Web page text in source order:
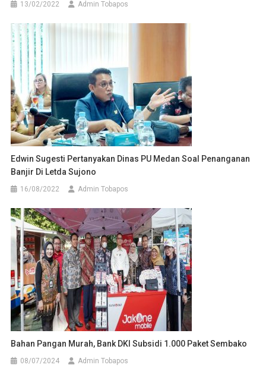
13/02/2022 Admin Tobapos
Edwin Sugesti Pertanyakan Dinas PU Medan Soal Penanganan
Banjir Di Letda Sujono
16/08/2022 Admin Tobapos
Bahan Pangan Murah, Bank DKI Subsidi 1.000 Paket Sembako
08/07/2024 Admin Tobapos